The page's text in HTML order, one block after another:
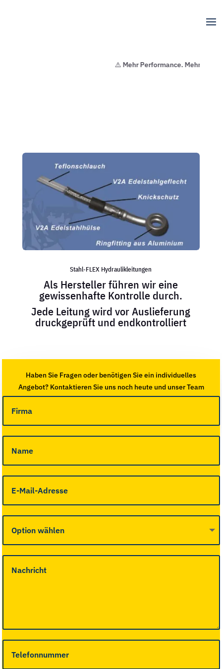
⚠️ Mehr Performance. Mehr
Stahl-FLEX Hydraulikleitungen
Als Hersteller führen wir eine
gewissenhafte Kontrolle durch.
Jede Leitung wird vor Auslieferung
druckgeprüft und endkontrolliert
Haben Sie Fragen oder benötigen Sie ein individuelles
Angebot? Kontaktieren Sie uns noch heute und unser Team
wird sich umgehend bei Ihnen melden.